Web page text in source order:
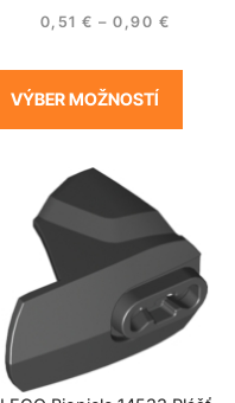
0,51€ – 0,90 €
VÝBER MOŽNOSTÍ